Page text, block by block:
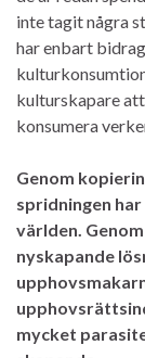
inte tagit några
har enbart
kulturskapare
konsumera
Genom
spridningen
världen.
nyskapande
mycket